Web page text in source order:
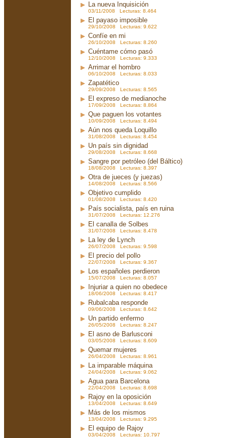
La nueva Inquisición
03/11/2008 Lecturas: 8.464
El payaso imposible
29/10/2008 Lecturas: 9.622
Confíe en mi
26/10/2008 Lecturas: 8.260
Cuéntame cómo pasó
12/10/2008 Lecturas: 9.333
Arrimar el hombro
06/10/2008 Lecturas: 8.033
Zapatético
29/09/2008 Lecturas: 8.565
El expreso de medianoche
17/09/2008 Lecturas: 8.864
Que paguen los votantes
10/09/2008 Lecturas: 8.494
Aún nos queda Loquillo
31/08/2008 Lecturas: 8.454
Un país sin dignidad
29/08/2008 Lecturas: 8.668
Sangre por petróleo (del Báltico)
18/08/2008 Lecturas: 8.397
Otra de jueces (y juezas)
14/08/2008 Lecturas: 8.566
Objetivo cumplido
01/08/2008 Lecturas: 8.420
País socialista, país en ruina
31/07/2008 Lecturas: 12.276
El canalla de Solbes
31/07/2008 Lecturas: 8.478
La ley de Lynch
26/07/2008 Lecturas: 9.598
El precio del pollo
22/07/2008 Lecturas: 9.367
Los españoles perdieron
15/07/2008 Lecturas: 8.057
Injuriar a quien no obedece
18/06/2008 Lecturas: 8.417
Rubalcaba responde
09/06/2008 Lecturas: 8.642
Un partido enfermo
26/05/2008 Lecturas: 8.247
El asno de Barlusconi
03/05/2008 Lecturas: 8.609
Quemar mujeres
26/04/2008 Lecturas: 8.961
La imparable máquina
24/04/2008 Lecturas: 9.062
Agua para Barcelona
22/04/2008 Lecturas: 8.698
Rajoy en la oposición
13/04/2008 Lecturas: 8.649
Más de los mismos
13/04/2008 Lecturas: 9.295
El equipo de Rajoy
03/04/2008 Lecturas: 10.797